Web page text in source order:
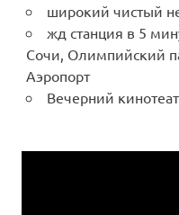
широкий чистый
жд станция в 5
Сочи, Олимпийский
Аэропорт
Вечерний